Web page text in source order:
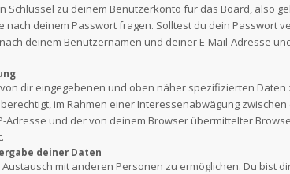
Schlüssel zu deinem Benutzerkonto für das Board, also
deinem Passwort fragen. Solltest du dein Passwort
deinem Benutzernamen und deiner E-Mail-Adresse
dir eingegebenen und oben näher spezifizierten
im Rahmen einer Interessenabwägung
Adresse und der von deinem Browser übermittelter
deiner Daten
mit anderen Personen zu ermöglichen. Du